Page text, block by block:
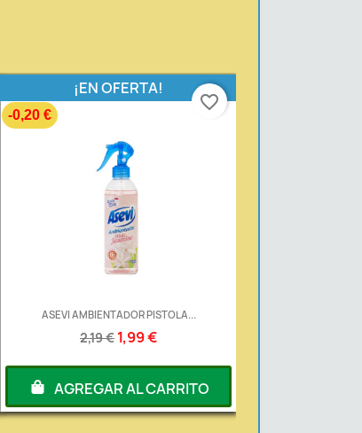
ASEVI AMBIENTADOR PISTOLA...
2,19 € 1,99 €
¡EN OFERTA!
-0,20 €
AGREGAR AL CARRITO
favorite_border